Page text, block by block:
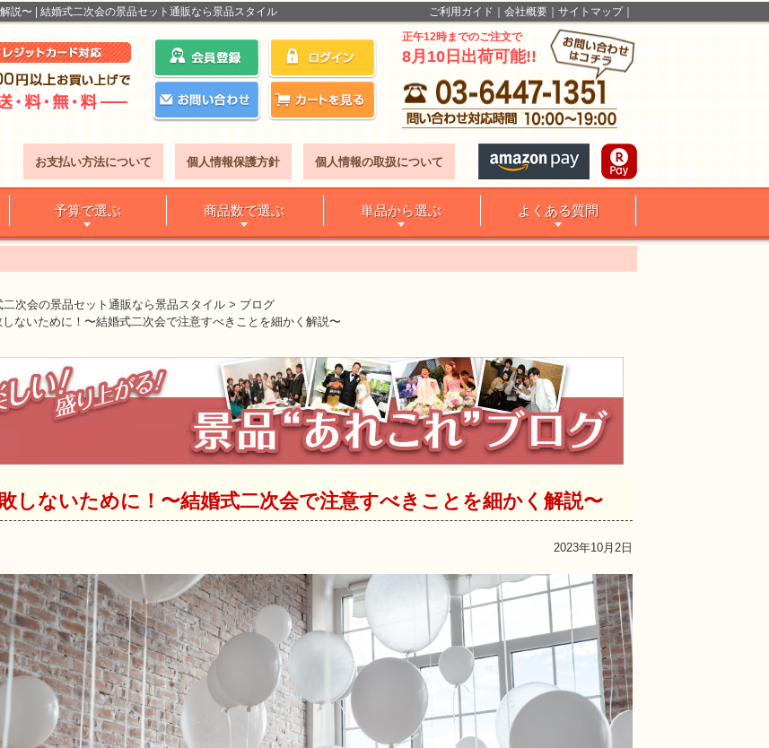
説〜 | 結婚式二次会の景品セット通販なら景品スタイル ご利用ガイド 会社概要
サイトマップ
正午12時までのご注文で
8月10日出荷可能!!
お支払い方法について 個人情報保護方針 個人情報の取扱について
予算で選ぶ 商品数で選ぶ 単品から選ぶ よくある質問
二次会の景品セット通販なら景品スタイル > ブログ
しないために！〜結婚式二次会で注意すべきことを細かく解説〜
しないために！〜結婚式二次会で注意すべきことを細かく解説〜
2023年10月2日